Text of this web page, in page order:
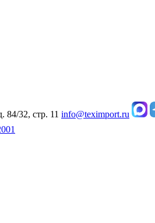
84/32, стр. 11 info@teximport.ru